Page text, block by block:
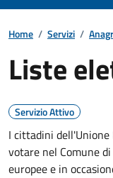
Home / Servizi /
Liste
Servizio Attivo
I cittadini
votare nel Comune
europee e in